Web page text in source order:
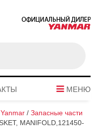
МЕНЮ
/ Запасные части
MANIFOLD,121450-